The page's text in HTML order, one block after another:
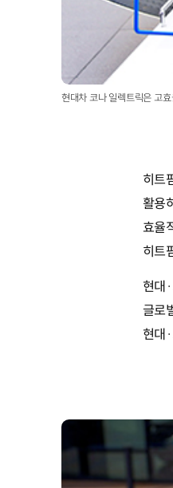
현대차 코나 일렉트릭은 고
히트
활용
효율
히트
현대
글로
현대